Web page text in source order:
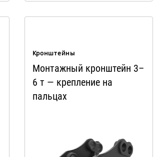
Кронштейны
Монтажный кронштейн 3–
6 т — крепление на
пальцах